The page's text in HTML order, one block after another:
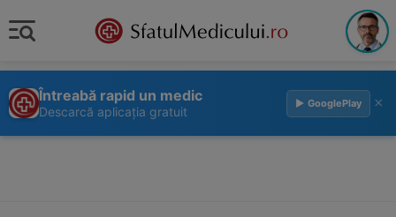
Întreabă rapid un medic
Descarcă aplicația gratuit
▶ GooglePlay ×